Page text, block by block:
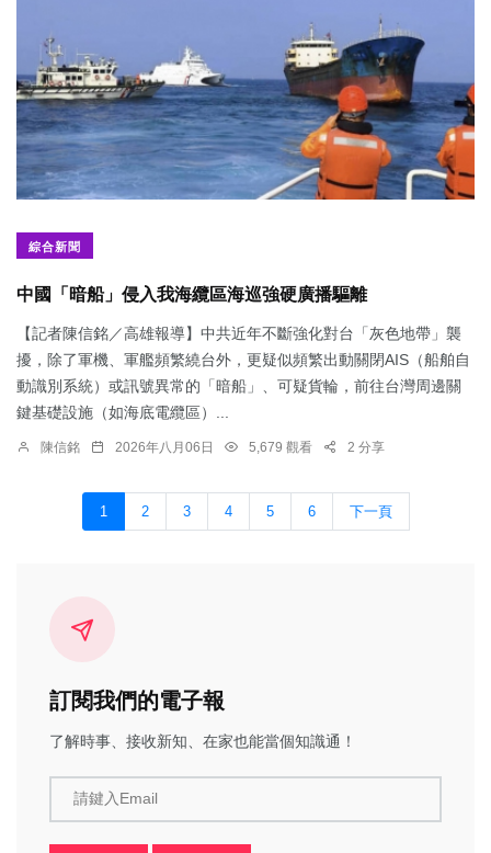
綜合新聞
中國「暗船」侵入我海纜區海巡強硬廣播驅離
【記者陳信銘／高雄報導】中共近年不斷強化對台「灰色地帶」襲
擾，除了軍機、軍艦頻繁繞台外，更疑似頻繁出動關閉AIS（船舶自
動識別系統）或訊號異常的「暗船」、可疑貨輪，前往台灣周邊關
鍵基礎設施（如海底電纜區）...
陳信銘 2026年八月06日 5,679 觀看 2 分享
1 2 3 4 5 6 下一頁
訂閱我們的電子報
了解時事、接收新知、在家也能當個知識通！
請鍵入Email